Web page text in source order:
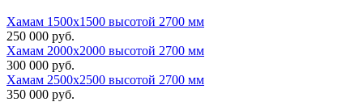
Хамам 1500х1500 высотой 2700 мм
250 000 руб.
Хамам 2000х2000 высотой 2700 мм
300 000 руб.
Хамам 2500х2500 высотой 2700 мм
350 000 руб.